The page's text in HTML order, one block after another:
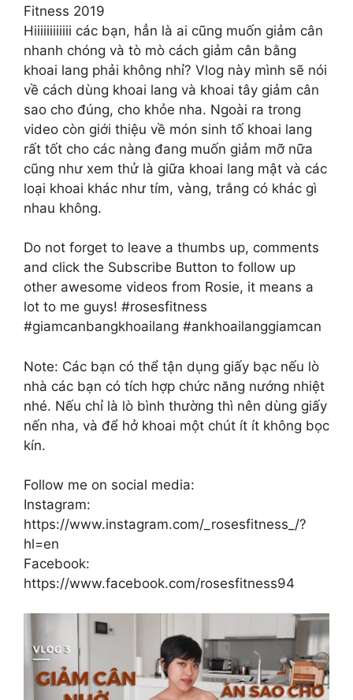
Fitness 2019
Hiiiiiiiiiiii các bạn, hẳn là ai cũng muốn giảm cân
nhanh chóng và tò mò cách giảm cân bằng
khoai lang phải không nhỉ? Vlog này mình sẽ nói
về cách dùng khoai lang và khoai tây giảm cân
sao cho đúng, cho khỏe nha. Ngoài ra trong
video còn giới thiệu về món sinh tố khoai lang
rất tốt cho các nàng đang muốn giảm mỡ nữa
cũng như xem thử là giữa khoai lang mật và các
loại khoai khác như tím, vàng, trắng có khác gì
nhau không.
Do not forget to leave a thumbs up, comments
and click the Subscribe Button to follow up
other awesome videos from Rosie, it means a
lot to me guys! #rosesfitness
#giamcanbangkhoailang #ankhoailanggiamcan
Note: Các bạn có thể tận dụng giấy bạc nếu lò
nhà các bạn có tích hợp chức năng nướng nhiệt
nhé. Nếu chỉ là lò bình thường thì nên dùng giấy
nến nha, và để hở khoai một chút ít ít không bọc
kín.
Follow me on social media:
Instagram:
https://www.instagram.com/_rosesfitness_/?
hl=en
Facebook:
https://www.facebook.com/rosesfitness94